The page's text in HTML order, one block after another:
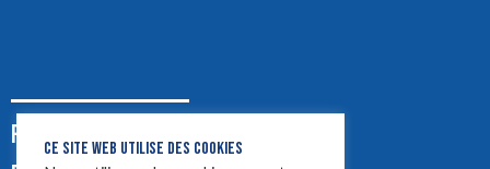
PODCASTS
CE SITE WEB UTILISE DES COOKIES